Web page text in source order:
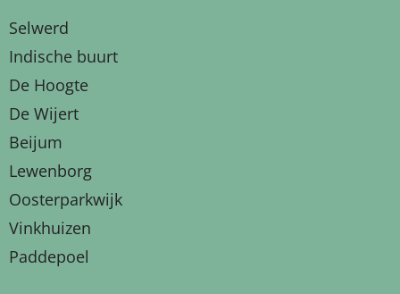
Selwerd
Indische buurt
De Hoogte
De Wijert
Beijum
Lewenborg
Oosterparkwijk
Vinkhuizen
Paddepoel